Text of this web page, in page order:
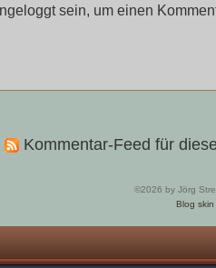
Kommentar-Feed für
©2026 by Jörg
Blog skin